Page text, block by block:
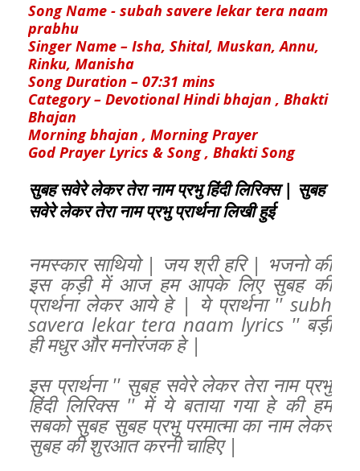
Song Name - subah savere lekar tera naam
prabhu
Singer Name – Isha, Shital, Muskan, Annu,
Rinku, Manisha
Song Duration – 07:31 mins
Category – Devotional Hindi bhajan , Bhakti
Bhajan
Morning bhajan , Morning Prayer
God Prayer Lyrics & Song , Bhakti Song
सुबह सवेरे लेकर तेरा नाम प्रभु हिंदी लिरिक्स | सुबह
सवेरे लेकर तेरा नाम प्रभु प्रार्थना लिखी हुई
नमस्कार साथियो | जय श्री हरि | भजनो की
इस कड़ी में आज हम आपके लिए सुबह की
प्रार्थना लेकर आये हे | ये प्रार्थना '' subh
savera lekar tera naam lyrics '' बड़ी
ही मधुर और मनोरंजक हे |
इस प्रार्थना '' सुबह सवेरे लेकर तेरा नाम प्रभु
हिंदी लिरिक्स '' में ये बताया गया हे की हम
सबको सुबह सुबह प्रभु परमात्मा का नाम लेकर
सुबह की शुरआत करनी चाहिए |